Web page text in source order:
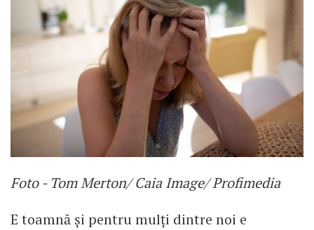
Foto - Tom Merton/ Caia Image/ Profimedia
E toamnă și pentru mulți dintre noi e